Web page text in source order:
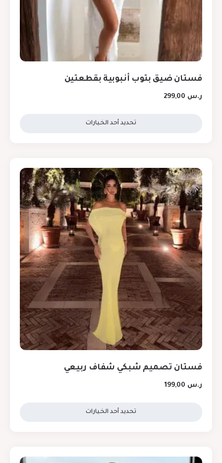
فستان ضيق بتوب أنبوبية بقطعتين
ر.س
تحديد أحد الخيارات
فستان تصميم شبكي شفاف ربيعي
ر.س
تحديد أحد الخيارات